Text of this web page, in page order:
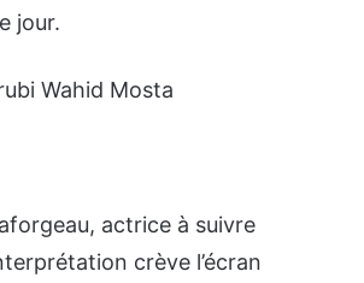
jour.
Wahid Mosta
actrice à suivre
crève l’écran